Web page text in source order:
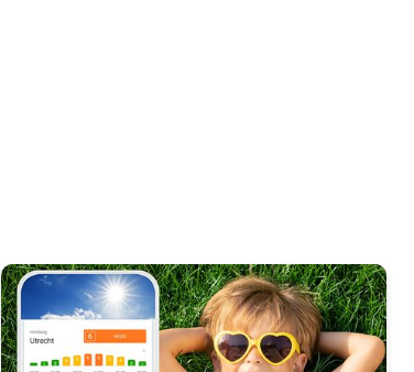
7 tips om je te beschermen. Bij een sterke zonkracht. . .